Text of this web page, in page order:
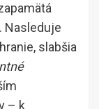
Nasleduje
slabšia
– k